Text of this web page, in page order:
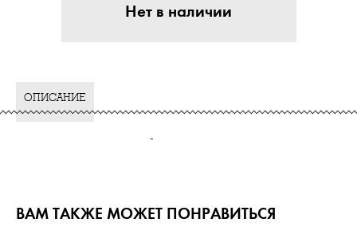
Нет в наличии
ОПИСАНИЕ
-
ВАМ ТАКЖЕ МОЖЕТ ПОНРАВИТЬСЯ